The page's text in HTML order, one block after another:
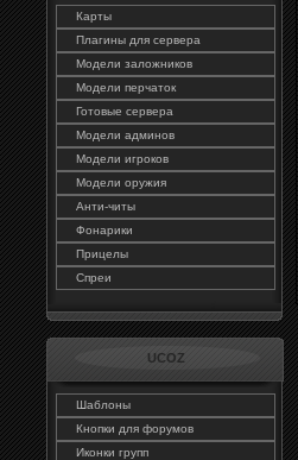
Карты
Плагины для сервера
Модели заложников
Модели перчаток
Готовые сервера
Модели админов
Модели игроков
Модели оружия
Анти-читы
Фонарики
Прицелы
Спреи
UCOZ
Шаблоны
Кнопки для форумов
Иконки групп